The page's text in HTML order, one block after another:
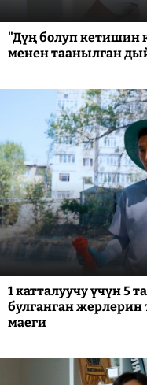
"Дүң болуп кетишин
менен таанылган
1 катталуучу үчүн 5
булганган жерлерин
маеги